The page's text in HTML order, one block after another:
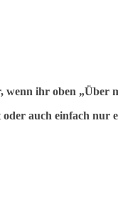
wenn ihr oben „Über
auch einfach nur